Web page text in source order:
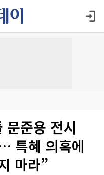
문준용 전시
특혜 의혹에
마라”